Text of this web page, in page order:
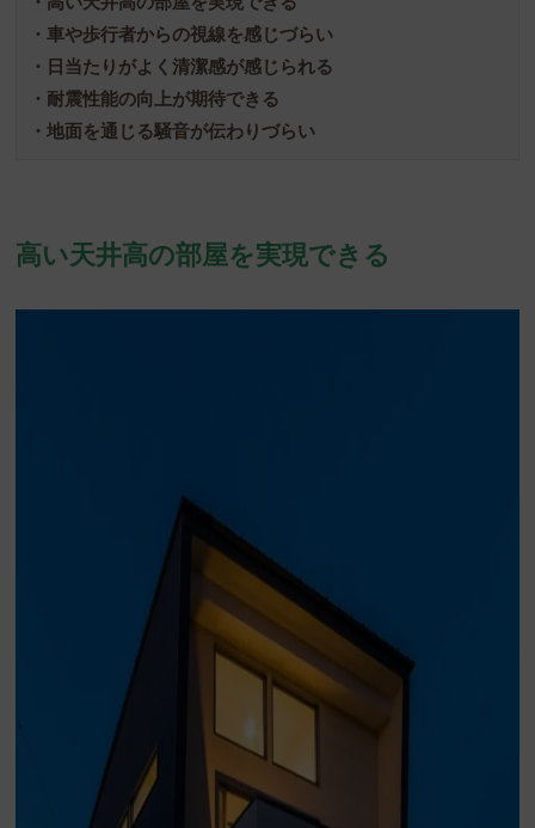
・車や歩行者からの視線を感じづらい
・日当たりがよく清潔感が感じられる
・耐震性能の向上が期待できる
・地面を通じる騒音が伝わりづらい
高い天井高の部屋を実現できる